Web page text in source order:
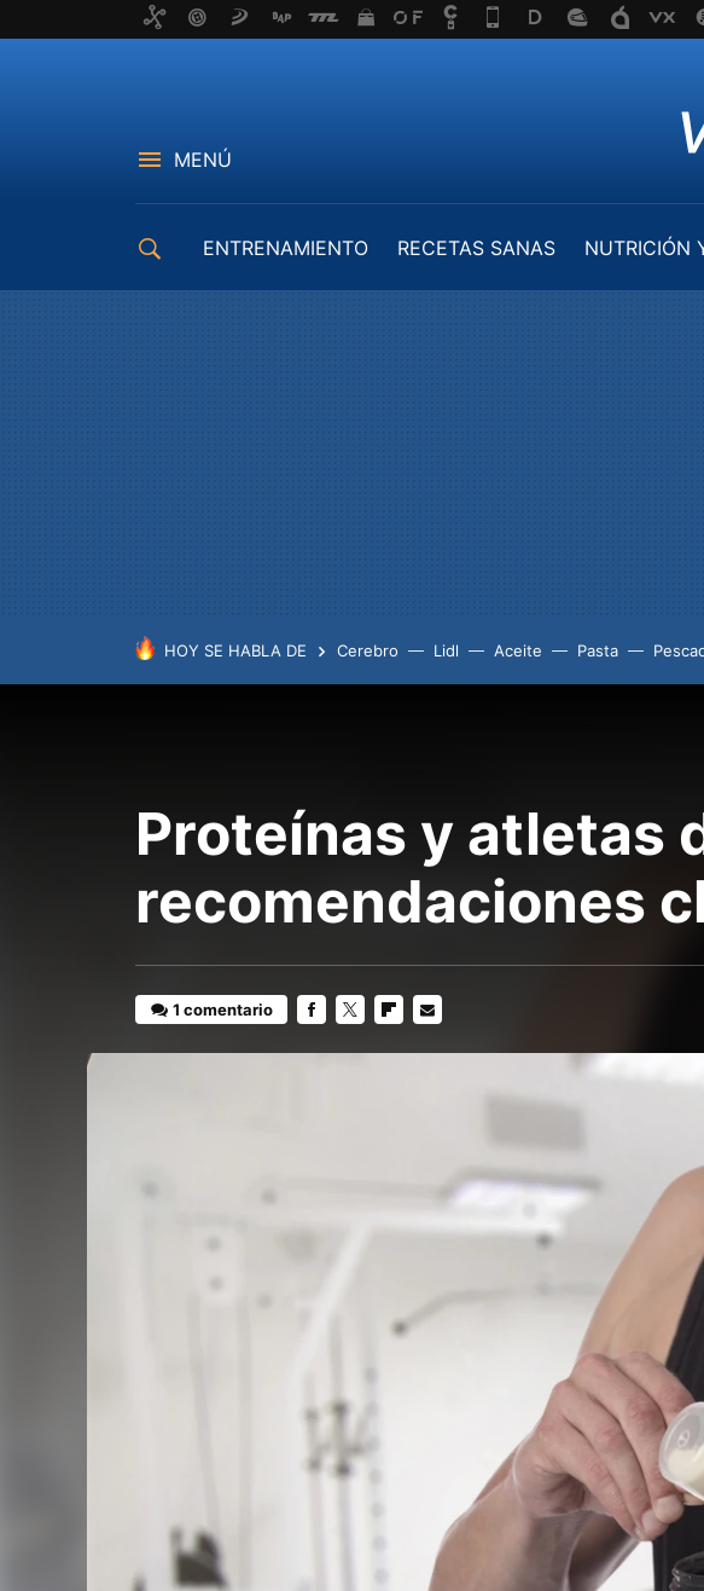
MENÚ
ENTRENAMIENTO RECETAS SANAS NUTRICIÓN
HOY SE HABLA DE Cerebro Lidl Aceite Pasta
Proteínas y atletas
recomendaciones
1 comentario